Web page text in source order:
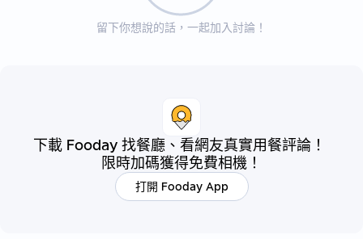
留下你想說的話，一起加入討論！
下載 Fooday 找餐廳、看網友真實用餐評論！
限時加碼獲得免費相機！
打開 Fooday App